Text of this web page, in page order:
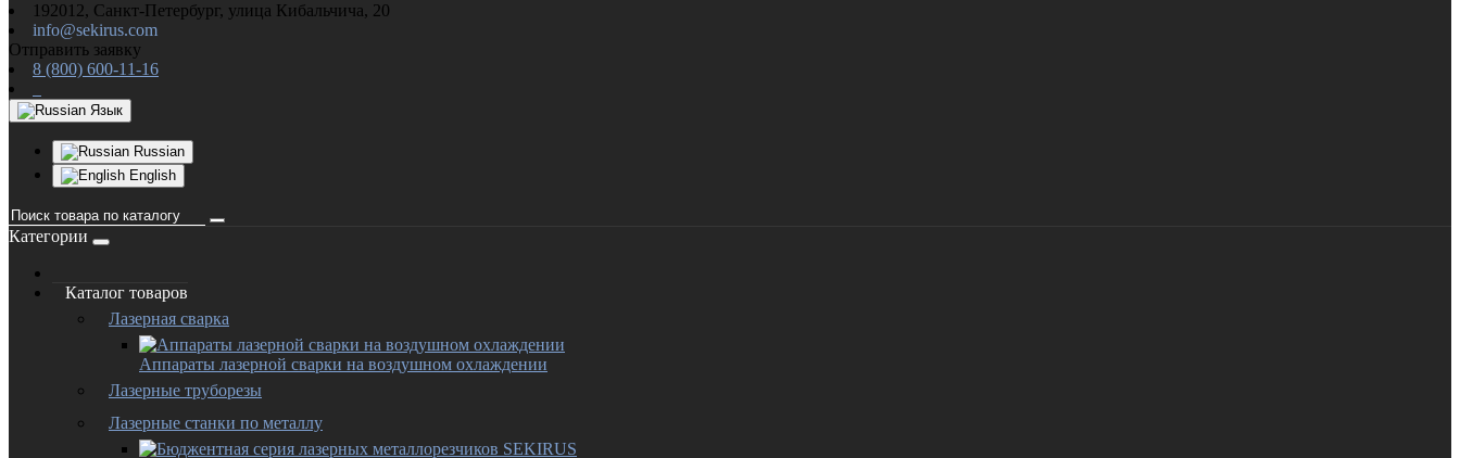
192012, Санкт-Петербург, улица Кибальчича, 20
info@sekirus.com
Отправить заявку
8 (800) 600-11-16
Язык
Russian
English
Категории
Каталог товаров
Лазерная сварка
Аппараты лазерной сварки на воздушном охлаждении
Лазерные труборезы
Лазерные станки по металлу